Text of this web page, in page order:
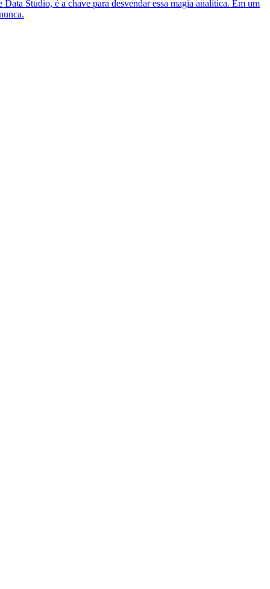
Studio, é a chave para desvendar essa magia analítica. Em um